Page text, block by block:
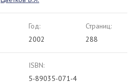
Год:
2002
Страниц:
288
ISBN:
5-89035-071-4